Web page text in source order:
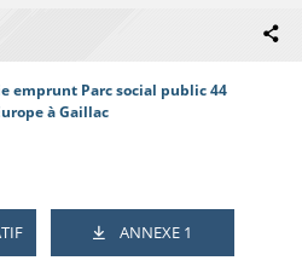
emprunt Parc social public 44
à Gaillac
ANNEXE 1